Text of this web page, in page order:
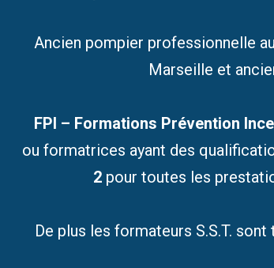
Ancien pompier professionnelle
Marseille et
FPI – Formations Prévention
ou formatrices ayant des
2pour toutes les
De plus les formateurs S.S.T.